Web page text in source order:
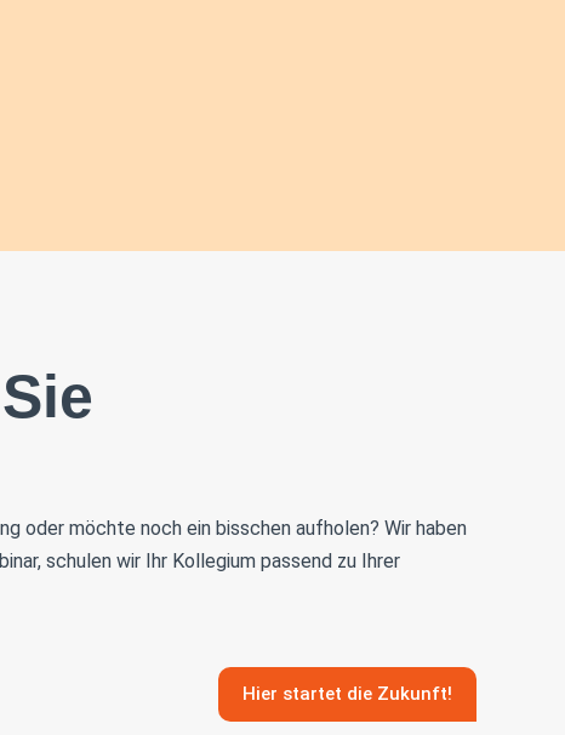
oder möchte noch ein bisschen aufholen? Wir haben
schulen wir Ihr Kollegium passend zu Ihrer
Hier startet die Zukunft!